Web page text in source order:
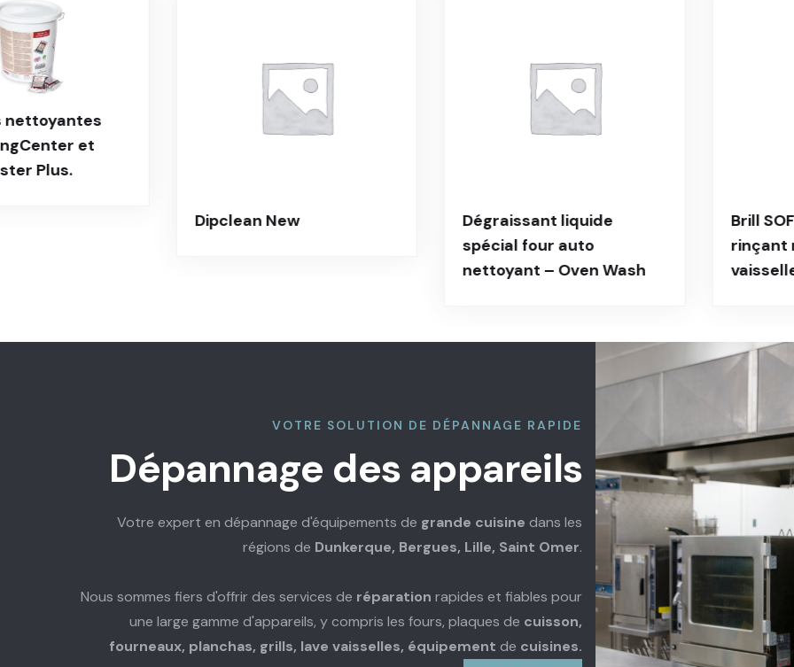
Dégraissant liquide
nettoyant – Oven Wash
Brill SOFT – Additif
rinçant neutre pour lave
vaisselle
VOTRE SOLUTION DE DÉPANNAGE RAPIDE
Dépannage des appareils
Votre expert en dépannage d'équipements de grande cuisine dans les
régions de Dunkerque, Bergues, Lille, Saint Omer.
Nous sommes fiers d'offrir des services de réparation rapides et fiables pour
une large gamme d'appareils, y compris les fours, plaques de cuisson,
fourneaux, planchas, grills, lave vaisselles, équipement de cuisines.